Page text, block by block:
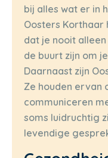
bij alles wat er in
Oosters Korthaar
dat je nooit
de buurt zijn om
Daarnaast zijn
Ze houden ervan
communiceren
soms luidruchtig
levendige